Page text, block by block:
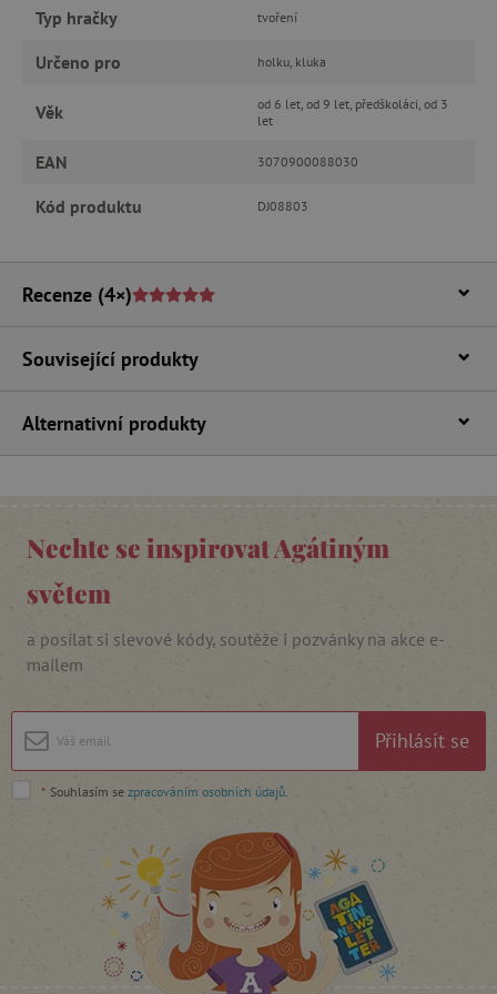
Typ hračky tvoření
Určeno pro holku, kluka
Věk
od 6 let, od 9 let, předškoláci, od 3
let
EAN 3070900088030
Kód produktu DJ08803
Recenze (4×)
Související produkty
Alternativní produkty
Nechte se inspirovat Agátiným
světem
a posílat si slevové kódy, soutěže i pozvánky na akce e-
mailem
Přihlásit se
* Souhlasím se zpracováním osobních údajů
Funkční soubory
základní funkce webových stránek, jako je
stránky nelze bez nezbytně nutných souborů
Název
__cf_bm
.vimeo.com
_lb_ccc .agatinsvet.cz
cjConsent .agatinsvet.cz
Google Privacy Policy